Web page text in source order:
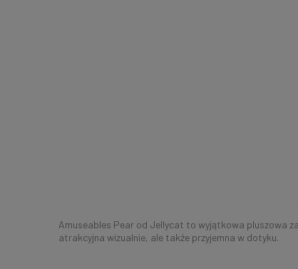
Amuseables Pear od Jellycat to wyjątkowa pluszowa
atrakcyjna wizualnie, ale także przyjemna w dotyku.